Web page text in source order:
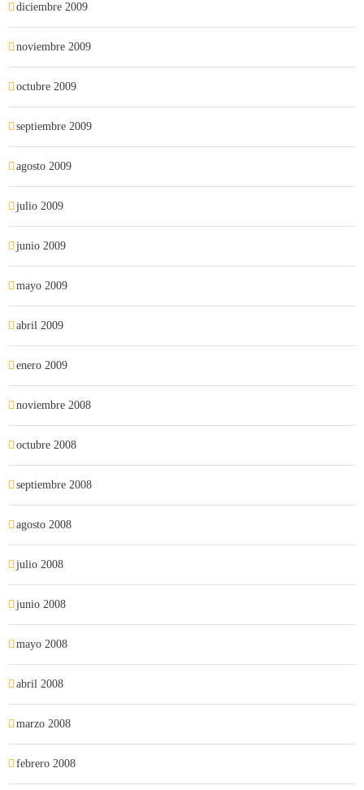
diciembre 2009
noviembre 2009
octubre 2009
septiembre 2009
agosto 2009
julio 2009
junio 2009
mayo 2009
abril 2009
enero 2009
noviembre 2008
octubre 2008
septiembre 2008
agosto 2008
julio 2008
junio 2008
mayo 2008
abril 2008
marzo 2008
febrero 2008